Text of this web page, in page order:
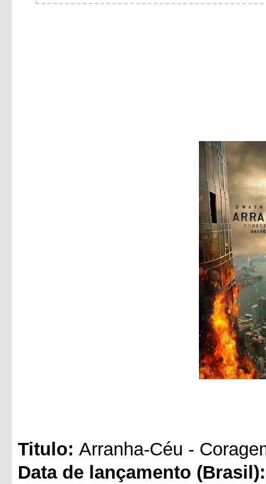
Titulo: Arranha-Céu -
Data de lançamento (Brasil):